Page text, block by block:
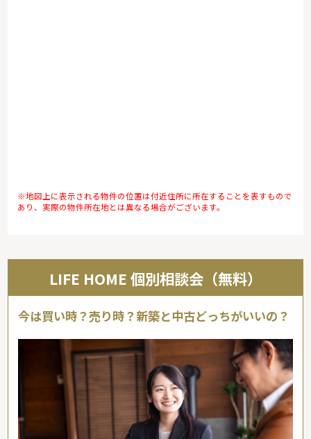
※地図上に表示される物件の位置は付近住所に所在することを表すもので
あり、実際の物件所在地とは異なる場合がございます。
LIFE HOME 個別相談会（無料）
今は買い時？売り時？新築と中古どっちがいいの？